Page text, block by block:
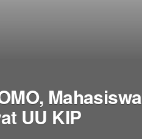
Mahasiswa
UU KIP